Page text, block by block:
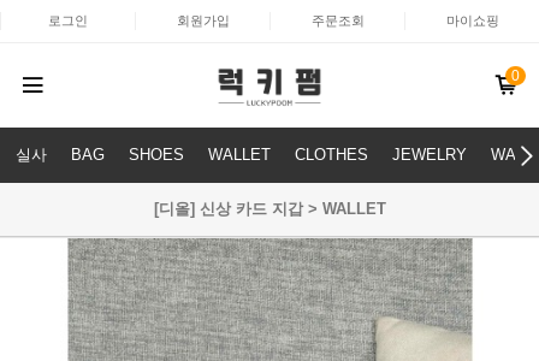
로그인 회원가입 주문조회 마이쇼핑
0
실사 BAG SHOES WALLET CLOTHES JEWELRY
[디올] 신상 카드 지갑 > WALLET